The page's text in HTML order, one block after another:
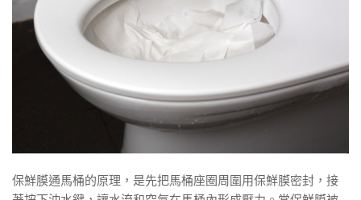
保鮮膜通馬桶的原理，是先把馬桶座圈周圍用保鮮膜密封，接